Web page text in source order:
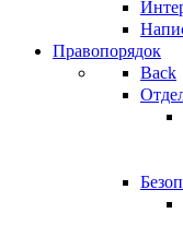
Правопорядок
Back